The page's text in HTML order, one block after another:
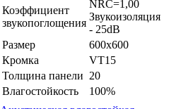
Коэффициент
звукопоглощения
NRC=1,00
Звукоизоляция
- 25dB
Размер
600x600
Кромка
VT15
Толщина панели 20
Влагостойкость
100%